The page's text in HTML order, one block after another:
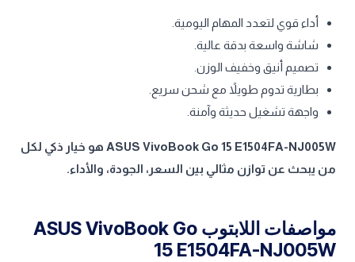
أداء قوي لتعدد المهام اليومية.
شاشة واسعة بدقة عالية.
تصميم أنيق وخفيف الوزن.
بطارية تدوم طويلاً مع شحن سريع.
واجهة تشغيل حديثة وآمنة.
ASUS VivoBook Go 15 E1504FA-NJ005W هو خيار ذكي لكل
من يبحث عن توازن مثالي بين السعر، الجودة، والأداء.
مواصفات اللابتوب ASUS VivoBook Go
15 E1504FA-NJ005W